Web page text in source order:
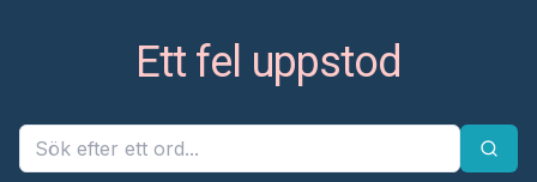
Ett fel uppstod